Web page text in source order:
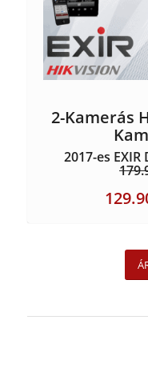
2-Kamerás
2017-es